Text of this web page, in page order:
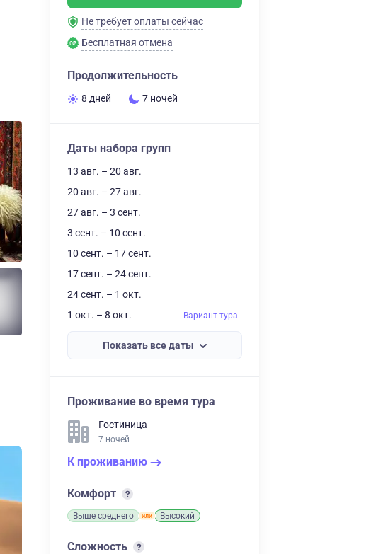
Не требует оплаты сейчас
Бесплатная отмена
Продолжительность
8 дней 7 ночей
Даты набора групп
13 авг. – 20 авг.
20 авг. – 27 авг.
27 авг. – 3 сент.
3 сент. – 10 сент.
10 сент. – 17 сент.
17 сент. – 24 сент.
24 сент. – 1 окт.
1 окт. – 8 окт.
Вариант тура
Показать все даты
Проживание во время тура
Гостиница
7 ночей
К проживанию
Комфорт
Выше среднего Высокий
Сложность